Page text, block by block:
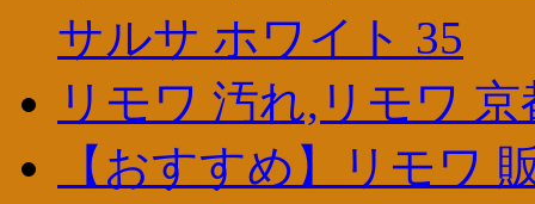
サルサ ホワイト 35
リモワ 汚れ,リモワ
【おすすめ】リモワ